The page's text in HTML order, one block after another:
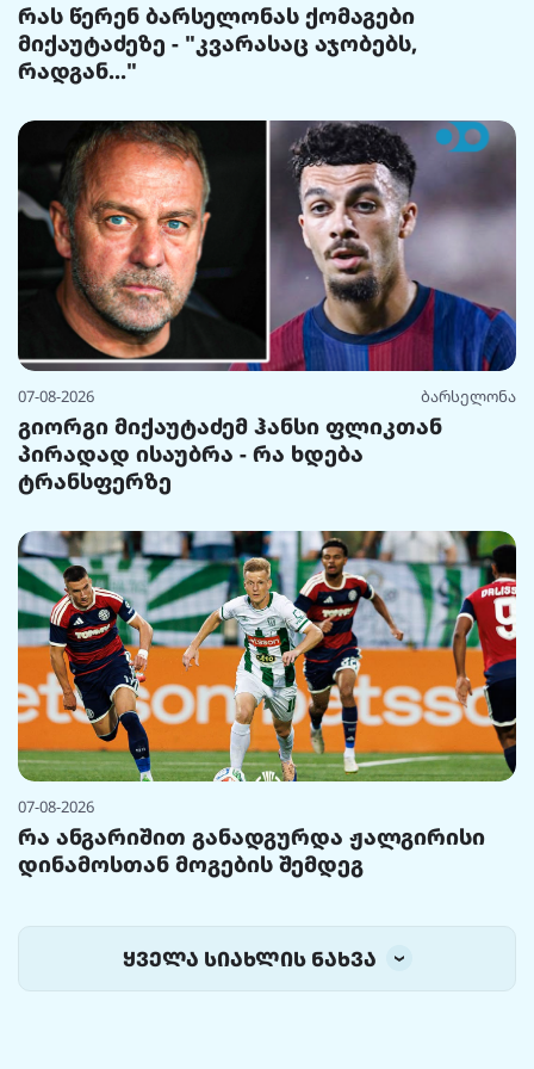
რას წერენ ბარსელონას ქომაგები
მიქაუტაძეზე - "კვარასაც აჯობებს,
რადგან..."
07-08-2026 ბარსელონა
გიორგი მიქაუტაძემ ჰანსი ფლიკთან
პირადად ისაუბრა - რა ხდება
ტრანსფერზე
07-08-2026
რა ანგარიშით განადგურდა ჟალგირისი
დინამოსთან მოგების შემდეგ
ყველა სიახლის ნახვა